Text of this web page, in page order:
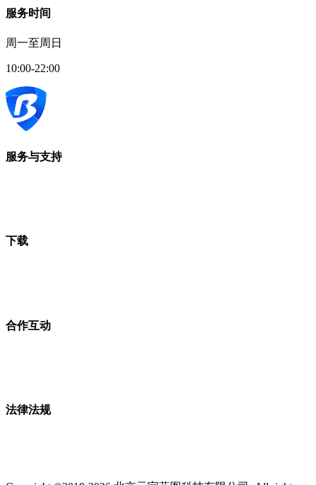
服务时间
周一至周日
10:00-22:00
服务与支持
下载
合作互动
法律法规